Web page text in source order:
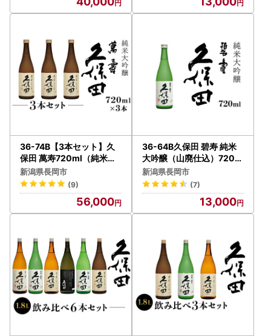
36-74B【3本セット】久
保田 萬寿720ml（純米大
吟醸）
新潟県長岡市
(9)
56,000
36-64B久保田 碧寿 純米
大吟醸（山廃仕込）720m
l新潟県長岡市
(7)
13,000